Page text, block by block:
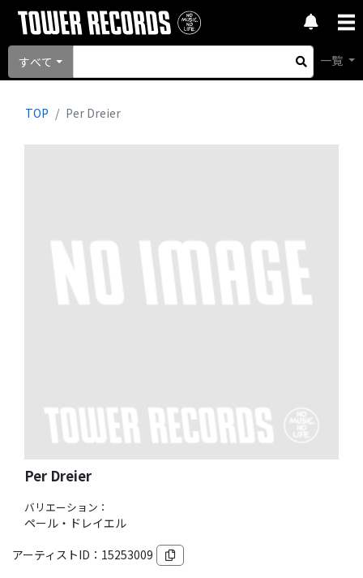
すべて 一覧
TOP Per Dreier
Per Dreier
バリエーション：
ペール・ドレイエル
アーティストID： 15253009